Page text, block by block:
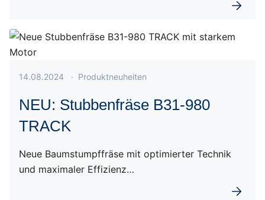
Veröffentlicht am 14.08.2024
14.08.2024 · Produktneuheiten
NEU: Stubbenfräse B31-980
TRACK
Neue Baumstumpffräse mit optimierter Technik
und maximaler Effizienz…